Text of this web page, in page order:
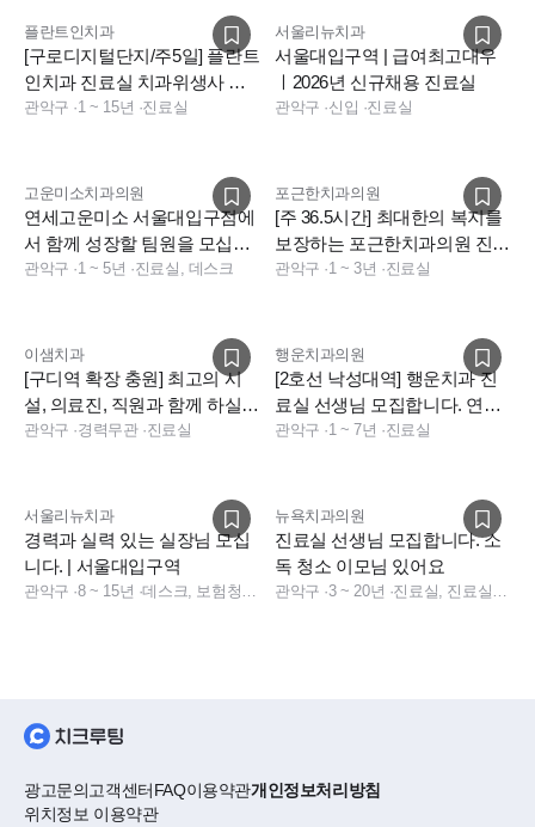
플란트인치과
[구로디지털단지/주5일] 플란트
인치과 진료실 치과위생사 선
생님 구인합니다.
관악구 ·1 ~ 15년 ·진료실
서울리뉴치과
서울대입구역 | 급여최고대우
ㅣ2026년 신규채용 진료실
관악구 ·신입 ·진료실
고운미소치과의원
연세고운미소 서울대입구점에
서 함께 성장할 팀원을 모십니
다 (신입, 경력직)
관악구 ·1 ~ 5년 ·진료실, 데스크
포근한치과의원
[주 36.5시간] 최대한의 복지를
보장하는 포근한치과의원 진료
실 선생님 모집
관악구 ·1 ~ 3년 ·진료실
이샘치과
[구디역 확장 충원] 최고의 시
설, 의료진, 직원과 함께 하실
진료실 스텝
관악구 ·경력무관·진료실
행운치과의원
[2호선 낙성대역] 행운치과 진
료실 선생님 모집합니다. 연차
21일 지급
관악구 ·1 ~ 7년 ·진료실
서울리뉴치과
경력과 실력 있는 실장님 모십
니다. | 서울대입구역
관악구 ·8 ~ 15년 ·
뉴욕치과의원
진료실 선생님 모집합니다. 소
독 청소 이모님 있어요
관악구 ·3 ~ 20년 ·
광고문의고객센터FAQ이용약관개인정보처리방침
위치정보 이용약관